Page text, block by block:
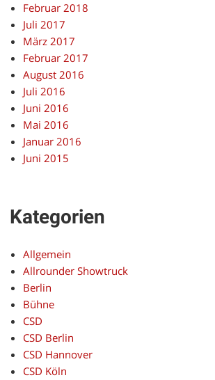
Februar 2018
Juli 2017
März 2017
Februar 2017
August 2016
Juli 2016
Juni 2016
Mai 2016
Januar 2016
Juni 2015
Kategorien
Allgemein
Allrounder Showtruck
Berlin
Bühne
CSD
CSD Berlin
CSD Hannover
CSD Köln